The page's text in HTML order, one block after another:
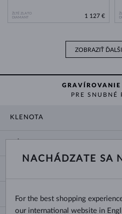
ŽLTÉ ZLATO
DIAMANT
1 127 €
ZOBRAZIŤ
PRE SNUBNÉ
KLENOTA
O NÁS
DODANIE A PLATBA ZA TOVAR
VÝBER SVADOBNÝCH OBRÚČOK
TYPY A DĹŽKY RETIAZOK
NACHÁDZATE SA
For the best shopping
our international website in